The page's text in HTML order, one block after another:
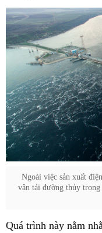
Ngoài việc sản xuất
vận tải đường thủy
Quá trình này nằm